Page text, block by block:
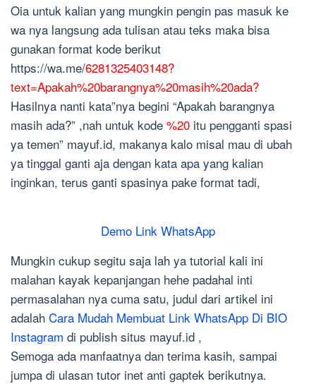
Oia untuk kalian yang mungkin pengin pas masuk ke
wa nya langsung ada tulisan atau teks maka bisa
gunakan format kode berikut
https://wa.me/6281325403148?
text=Apakah%20barangnya%20masih%20ada?
Hasilnya nanti kata”nya begini “Apakah barangnya
masih ada?” ,nah untuk kode %20 itu pengganti spasi
ya temen” mayuf.id, makanya kalo misal mau di ubah
ya tinggal ganti aja dengan kata apa yang kalian
inginkan, terus ganti spasinya pake format tadi,
Demo Link WhatsApp
Mungkin cukup segitu saja lah ya tutorial kali ini
malahan kayak kepanjangan hehe padahal inti
permasalahan nya cuma satu, judul dari artikel ini
adalah Cara Mudah Membuat Link WhatsApp Di BIO
Instagram di publish situs mayuf.id ,
Semoga ada manfaatnya dan terima kasih, sampai
jumpa di ulasan tutor inet anti gaptek berikutnya.